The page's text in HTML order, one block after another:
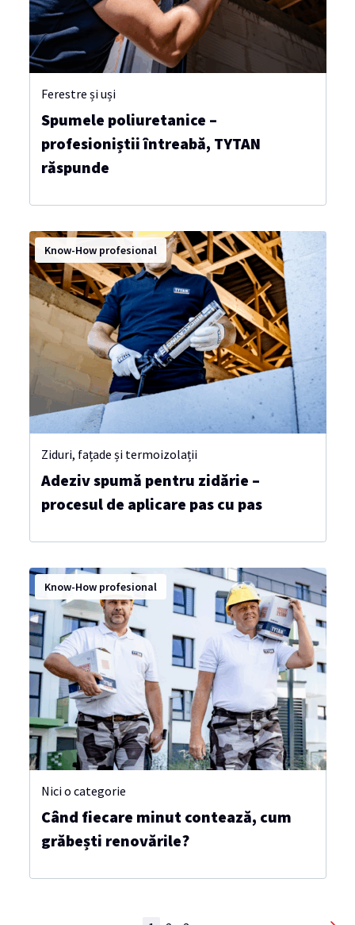
Ferestre și uși
Spumele poliuretanice –
profesioniștii întreabă, TYTAN
răspunde
Know-How profesional
Ziduri, fațade și termoizolații
Adeziv spumă pentru zidărie –
procesul de aplicare pas cu pas
Know-How profesional
Nici o categorie
Când fiecare minut contează, cum
grăbești renovările?